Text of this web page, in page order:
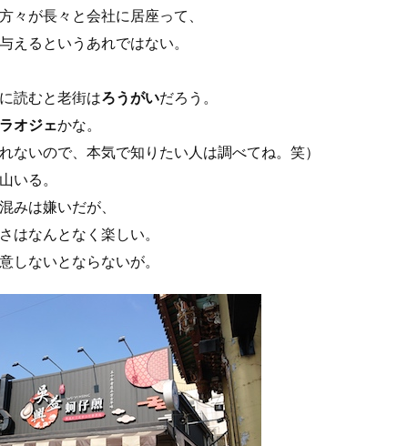
々が長々と会社に居座って、
えるというあれではない。
読むと老街はろうがいだろう。
ラオジェかな。
ないので、本気で知りたい人は調べてね。笑）
いる。
みは嫌いだが、
はなんとなく楽しい。
しないとならないが。